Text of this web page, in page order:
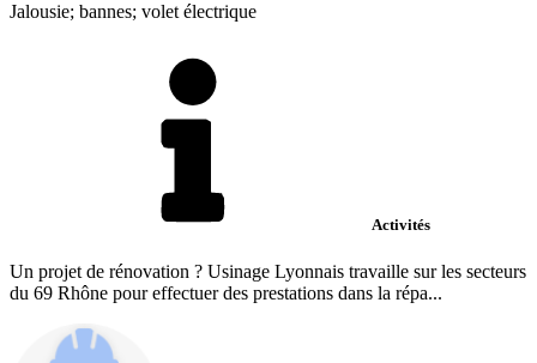
Jalousie; bannes; volet électrique
Activités
Un projet de rénovation ? Usinage Lyonnais travaille sur les secteurs
du 69 Rhône pour effectuer des prestations dans la répa...